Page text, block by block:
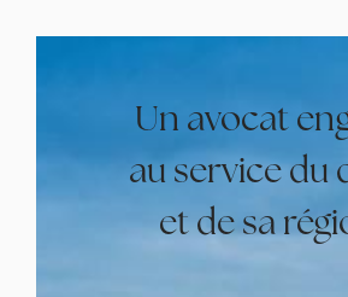
Un avocat
au service du
et de sa